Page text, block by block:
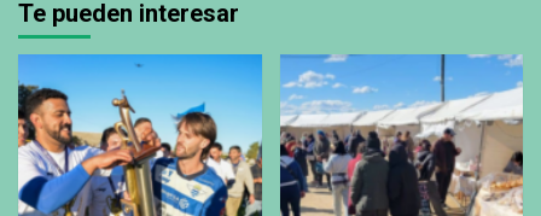
Te pueden interesar